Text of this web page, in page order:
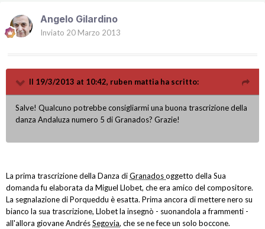
Angelo Gilardino
Inviato 20 Marzo 2013
Il 19/3/2013 at 10:42, ruben mattia ha scritto:
Salve! Qualcuno potrebbe consigliarmi una buona trascrizione della
danza Andaluza numero 5 di Granados? Grazie!
La prima trascrizione della Danza diGranadosoggetto della Sua
domanda fu elaborata da Miguel Llobet, che era amico del compositore.
La segnalazione di Porqueddu è esatta. Prima ancora di mettere nero su
bianco la sua trascrizione, Llobet la insegnò - suonandola a frammenti -
all'allora giovane AndrésSegovia, che se ne fece un solo boccone.